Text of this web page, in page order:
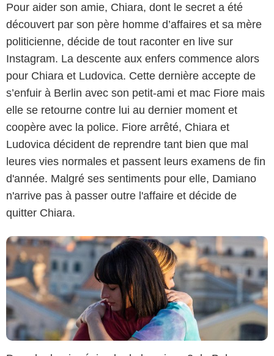
Pour aider son amie, Chiara, dont le secret a été
découvert par son père homme d’affaires et sa mère
politicienne, décide de tout raconter en live sur
Instagram. La descente aux enfers commence alors
pour Chiara et Ludovica. Cette dernière accepte de
s’enfuir à Berlin avec son petit-ami et mac Fiore mais
elle se retourne contre lui au dernier moment et
coopère avec la police. Fiore arrêté, Chiara et
Ludovica décident de reprendre tant bien que mal
leures vies normales et passent leurs examens de fin
d'année. Malgré ses sentiments pour elle, Damiano
n'arrive pas à passer outre l'affaire et décide de
quitter Chiara.